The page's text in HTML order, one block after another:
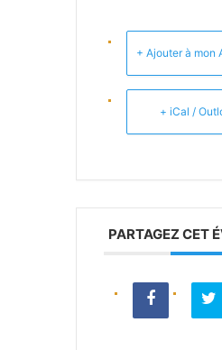
+ Ajouter à mon
+ iCal /
PARTAGEZ CET